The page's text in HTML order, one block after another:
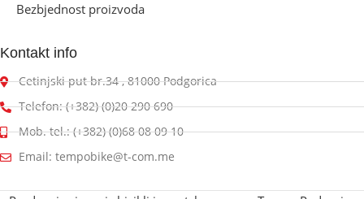
Bezbjednost proizvoda
Kontakt info
Cetinjski put br.34 , 81000 Podgorica
Telefon: (+382) (0)20 290 690
Mob. tel.: (+382) (0)68 08 09 10
Email: tempobike@t-com.me